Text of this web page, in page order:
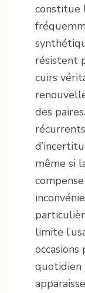
constitue
résistent
cuirs
des
même si
limite
quotidien